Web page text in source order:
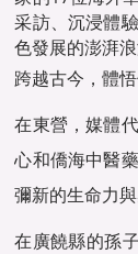
采訪、沉浸體
色發展的澎湃浪
跨越古今，體
在東營，媒體
心和僑海中醫
彌新的生命力與
在廣饒縣的孫